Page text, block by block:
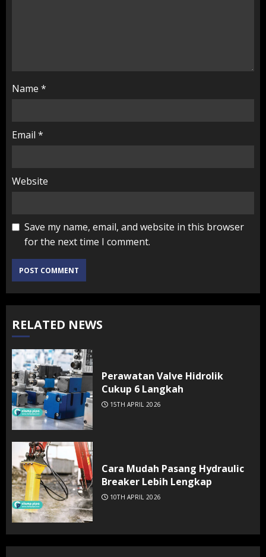
Name *
Email *
Website
Save my name, email, and website in this browser
for the next time I comment.
RELATED NEWS
Perawatan Valve Hidrolik
Cukup 6 Langkah
15TH APRIL 2026
Cara Mudah Pasang Hydraulic
Breaker Lebih Lengkap
10TH APRIL 2026